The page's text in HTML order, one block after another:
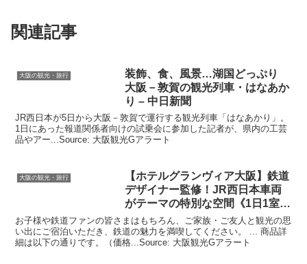
関連記事
大阪の観光・旅行
装飾、食、風景…湖国どっぷり
大阪 －敦賀の観光列車・はなあか
り – 中日新聞
JR西日本が5日から大阪－敦賀で運行する観光列車「はなあかり」。
1日にあった報道関係者向けの試乗会に参加した記者が、県内の工芸
品やアー...Source: 大阪観光Gアラート
大阪の観光・旅行 【ホテルグランヴィア大阪 】鉄道
デザイナー監修！JR西日本車両
がテーマの特別な空間《1日1室
…
お子様や鉄道ファンの皆さまはもちろん、ご家族・ご友人と観光の思
い出にご宿泊いただき、鉄道の魅力を満喫してください。 ... 商品詳
細は以下の通りです。（価格...Source: 大阪観光Gアラート